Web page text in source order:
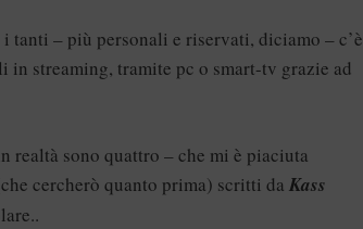
tanti – più personali e riservati, diciamo – c’è
streaming, tramite pc o smart-tv grazie ad
realtà sono quattro – che mi è piaciuta
cercherò quanto prima) scritti da Kass